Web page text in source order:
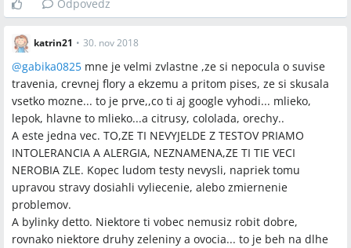
Odpovedz
katrin21 • 30. nov 2018
@gabika0825 mne je velmi zvlastne ,ze si nepocula o suvise
travenia, crevnej flory a ekzemu a pritom pises, ze si skusala
vsetko mozne... to je prve,,co ti aj google vyhodi... mlieko,
lepok, hlavne to mlieko...a citrusy, cololada, orechy..
A este jedna vec. TO,ZE TI NEVYJELDE Z TESTOV PRIAMO
INTOLERANCIA A ALERGIA, NEZNAMENA,ZE TI TIE VECI
NEROBIA ZLE. Kopec ludom testy nevysli, napriek tomu
upravou stravy dosiahli vyliecenie, alebo zmiernenie
problemov.
A bylinky detto. Niektore ti vobec nemusiz robit dobre,
rovnako niektore druhy zeleniny a ovocia... to je beh na dlhe